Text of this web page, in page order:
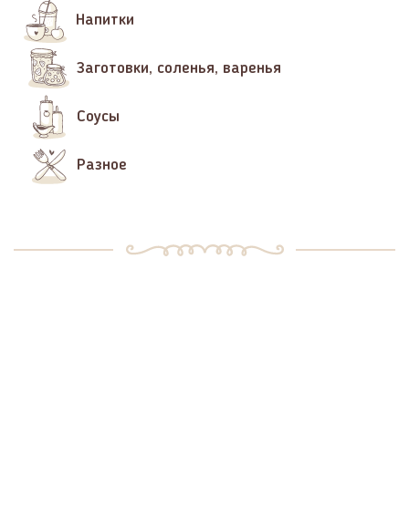
Напитки
Заготовки, соленья, варенья
Соусы
Разное